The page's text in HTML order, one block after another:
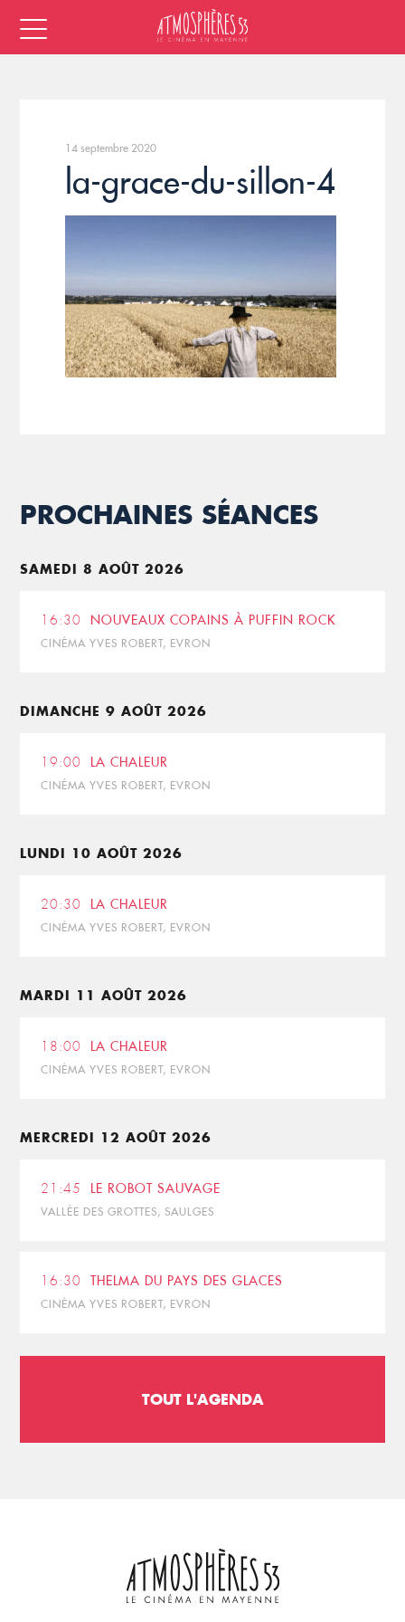
14 septembre 2020
la-grace-du-sillon-4
PROCHAINES SÉANCES
SAMEDI 8 AOÛT 2026
16:30 NOUVEAUX COPAINS À PUFFIN ROCK
CINÉMA YVES ROBERT, EVRON
DIMANCHE 9 AOÛT 2026
19:00 LA CHALEUR
CINÉMA YVES ROBERT, EVRON
LUNDI 10 AOÛT 2026
20:30 LA CHALEUR
CINÉMA YVES ROBERT, EVRON
MARDI 11 AOÛT 2026
18:00 LA CHALEUR
CINÉMA YVES ROBERT, EVRON
MERCREDI 12 AOÛT 2026
21:45 LE ROBOT SAUVAGE
VALLÉE DES GROTTES, SAULGES
16:30 THELMA DU PAYS DES GLACES
CINÉMA YVES ROBERT, EVRON
TOUT L'AGENDA